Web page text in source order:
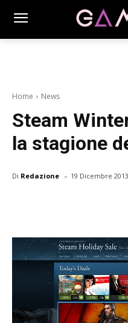
Home News
Steam
la stagione
Di Redazione - 19 Dicembre 2013